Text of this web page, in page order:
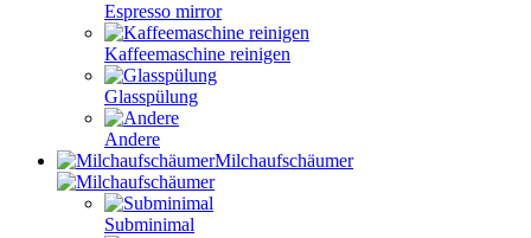
Espresso mirror
Kaffeemaschine reinigen
Glasspülung
Andere
Milchaufschäumer
Subminimal